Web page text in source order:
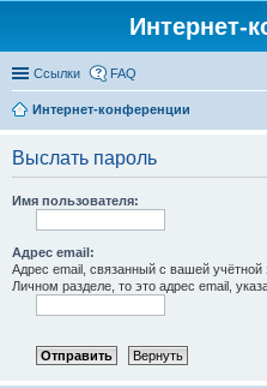
Интернет-
Ссылки FAQ
Интернет-конференции
Выслать пароль
Имя пользователя:
Адрес email:
Адрес email, связанный с вашей
Личном разделе, то это адрес email,